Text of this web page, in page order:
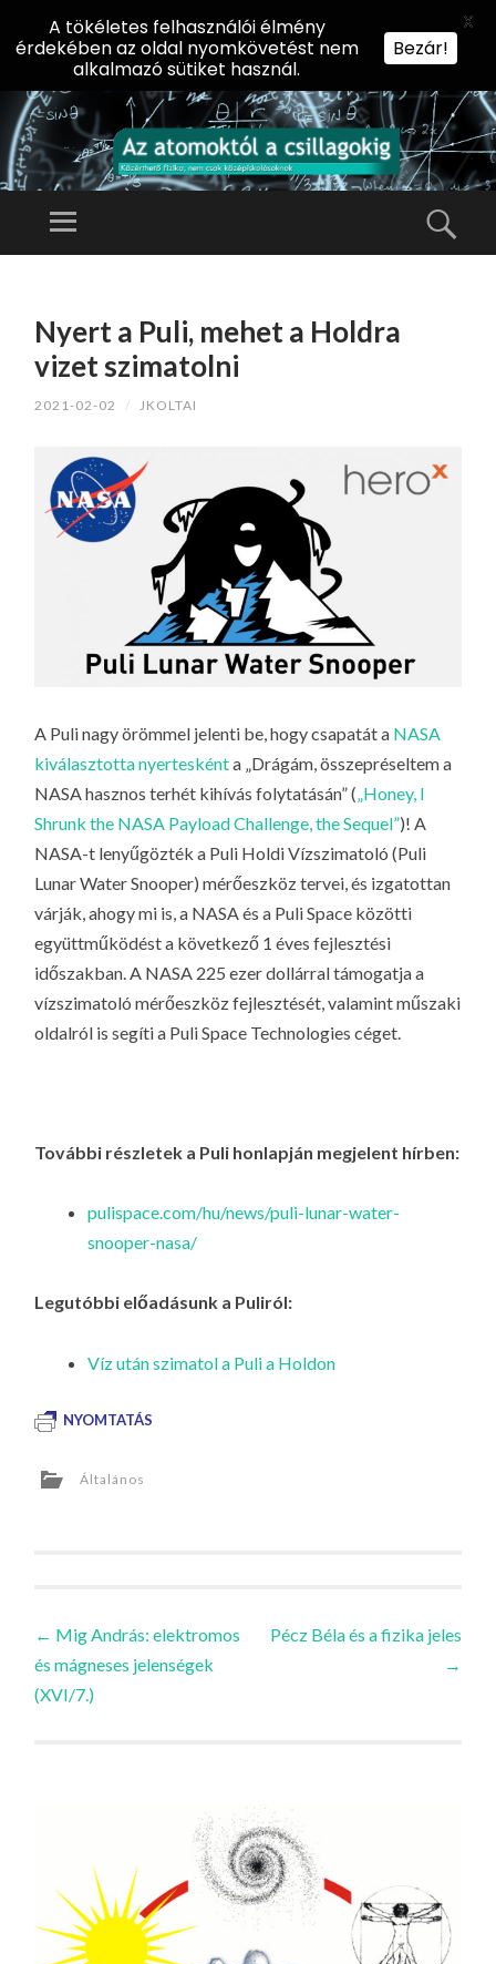
AZ
KT
IL
LA
O
G
Előadássorozat
Természettudományi
Menü
TARTALOMHOZ
Nyert a Puli, mehet a Holdra
vizet szimatolni
2021-02-02 / JKOLTAI
A Puli nagy örömmel jelenti be, hogy csapatát a NASA
kiválasztotta nyerteskénta „Drágám, összepréseltem a
NASA hasznos terhét kihívás folytatásán” ( „Honey, I
Shrunk the NASA Payload Challenge, the Sequel”)! A
NASA-t lenyűgözték a Puli Holdi Vízszimatoló (Puli
Lunar Water Snooper) mérőeszköz tervei, és izgatottan
várják, ahogy mi is, a NASA és a Puli Space közötti
együttműködést a következő 1 éves fejlesztési
időszakban. A NASA 225 ezer dollárral támogatja a
vízszimatoló mérőeszköz fejlesztését, valamint műszaki
oldalról is segíti a Puli Space Technologies céget.
További részletek a Puli honlapján megjelent hírben:
pulispace.com/hu/news/puli-lunar-water-
snooper-nasa/
Legutóbbi előadásunk a Puliról:
Víz után szimatol a Puli a Holdon
NYOMTATÁS
Általános
Bejegyzések
navigációja
← Mig András: elektromos
és mágneses jelenségek
(XVI/7.)
Pécz Béla és a fizika jeles
→
A tökéletes felhasználói élmény
érdekében az oldal nyomkövetést nem
alkalmazó sütiket használ.
Bezár!
X